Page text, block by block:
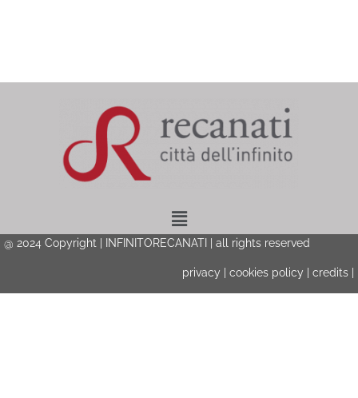
Menu
@ 2024 Copyright | INFINITORECANATI | all rights reserved
privacy cookies policy credits